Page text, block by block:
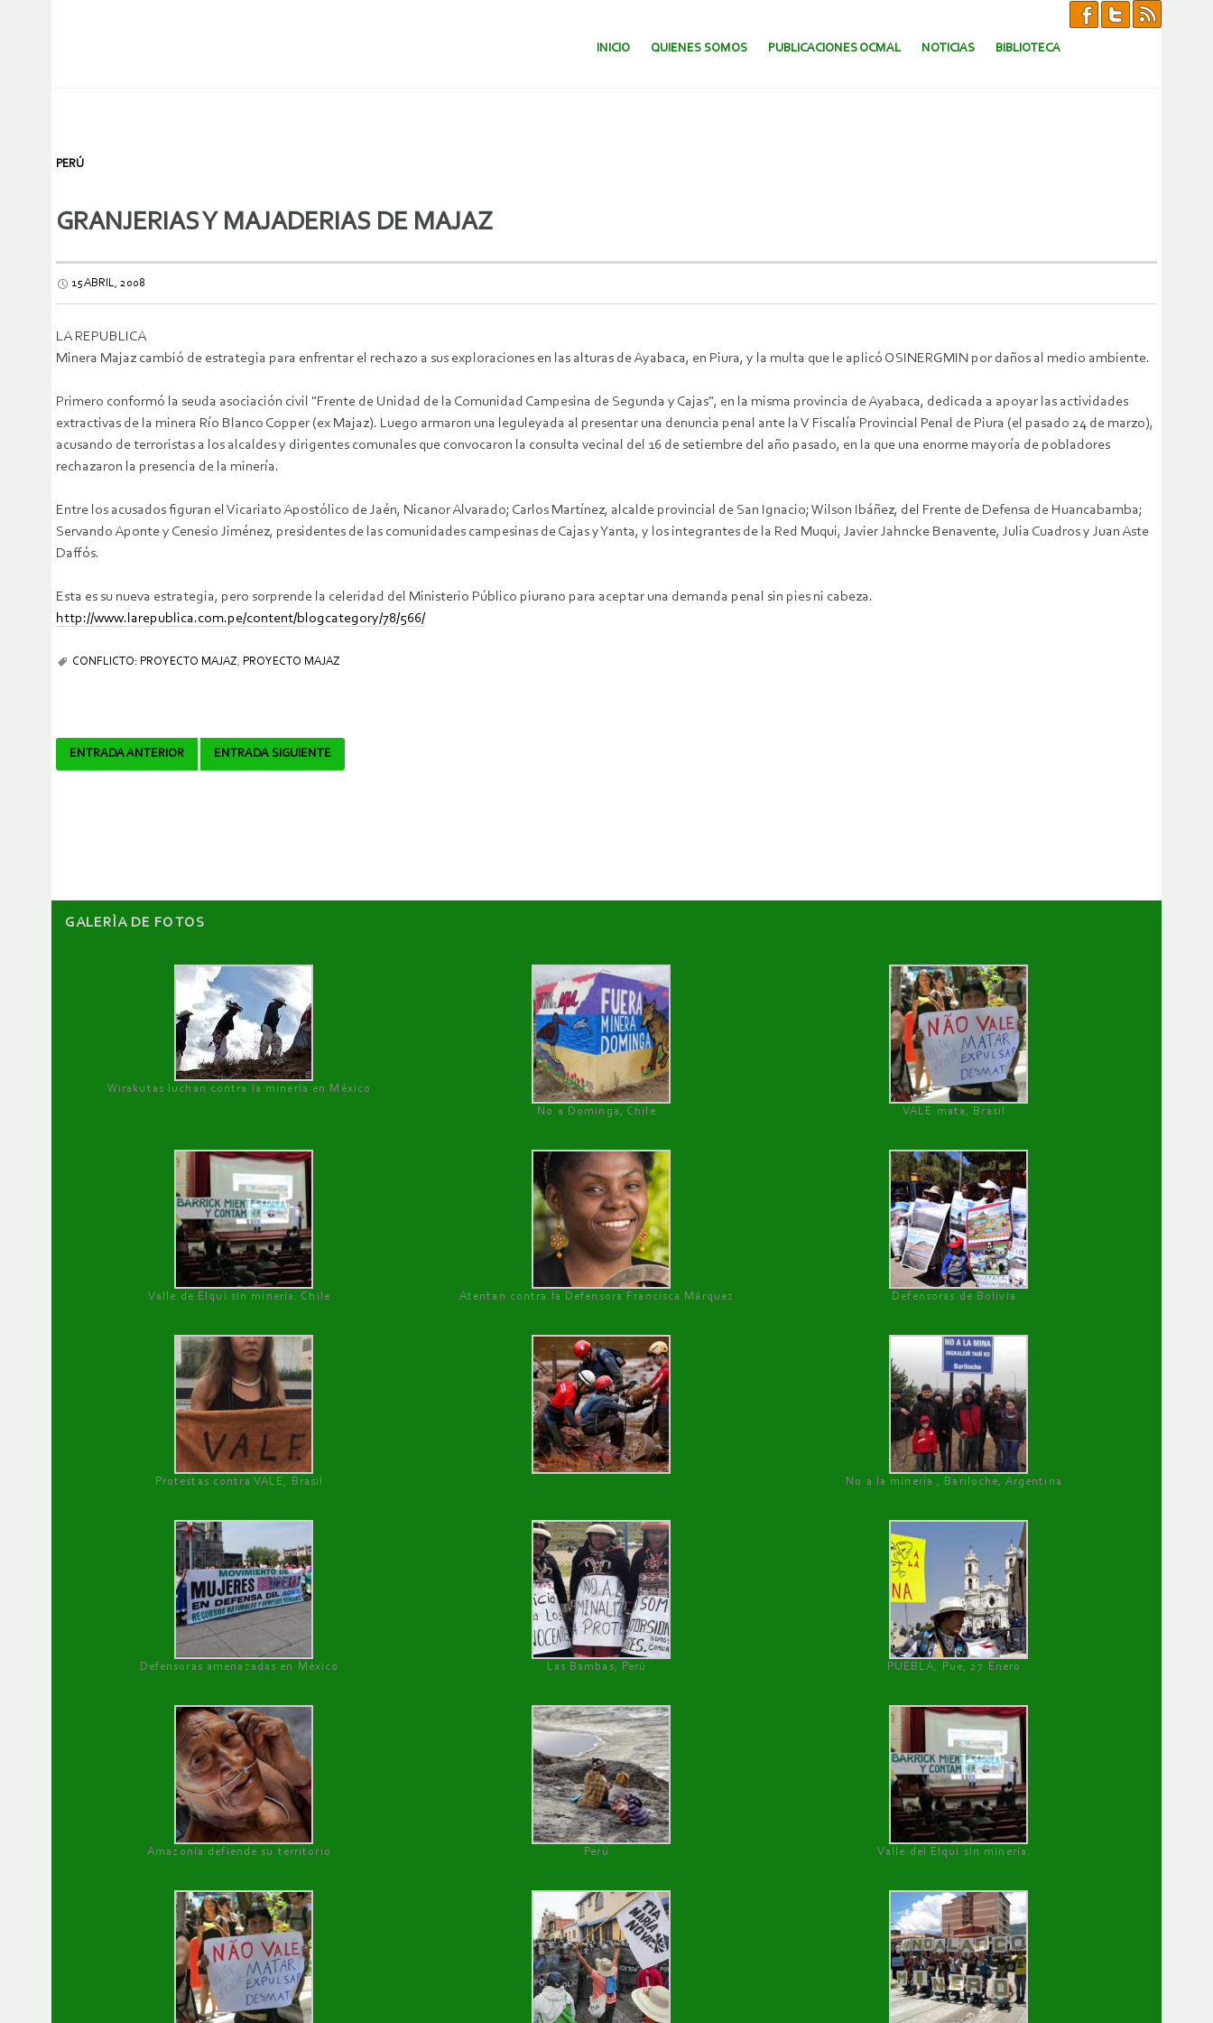
SALTAR AL CONTENIDO.
INICIO QUIENES SOMOS PUBLICACIONES OCMAL NOTICIAS BIBLIOTECA
PERÚ
GRANJERIAS Y MAJADERIAS DE MAJAZ
15 ABRIL, 2008
LA REPUBLICA
Minera Majaz cambió de estrategia para enfrentar el rechazo a sus exploraciones en las alturas de Ayabaca, en Piura, y la multa que le aplicó OSINERGMIN por daños al medio ambiente.
Primero conformó la seuda asociación civil "Frente de Unidad de la Comunidad Campesina de Segunda y Cajas", en la misma provincia de Ayabaca, dedicada a apoyar las actividades
extractivas de la minera Río Blanco Copper (ex Majaz). Luego armaron una leguleyada al presentar una denuncia penal ante la V Fiscalía Provincial Penal de Piura (el pasado 24 de marzo),
acusando de terroristas a los alcaldes y dirigentes comunales que convocaron la consulta vecinal del 16 de setiembre del año pasado, en la que una enorme mayoría de pobladores
rechazaron la presencia de la minería.
Entre los acusados figuran el Vicariato Apostólico de Jaén, Nicanor Alvarado; Carlos Martínez, alcalde provincial de San Ignacio; Wilson Ibáñez, del Frente de Defensa de Huancabamba;
Servando Aponte y Cenesio Jiménez, presidentes de las comunidades campesinas de Cajas y Yanta, y los integrantes de la Red Muqui, Javier Jahncke Benavente, Julia Cuadros y Juan Aste
Daffós.
Esta es su nueva estrategia, pero sorprende la celeridad del Ministerio Público piurano para aceptar una demanda penal sin pies ni cabeza.
http://www.larepublica.com.pe/content/blogcategory/78/566/
CONFLICTO: PROYECTO MAJAZ, PROYECTO MAJAZ
Navegador
ENTRADA ANTERIOR ENTRADA SIGUIENTE
GALERÌA DE FOTOS
Wirakutas luchan contra la minería en México
No a Dominga, Chile
VALE mata, Brasil
Valle de Elqui sin minería. Chile Atentan contra la Defensora Francisca Márquez Defensoras de Bolivia
Protestas contra VALE, Brasil No a la minería , Bariloche, Argentina
Defensoras amenazadas en México Las Bambas, Perú PUEBLA, Pue, 27 Enero
Amazonía defiende su territorio Perú Valle del Elqui sin minería.